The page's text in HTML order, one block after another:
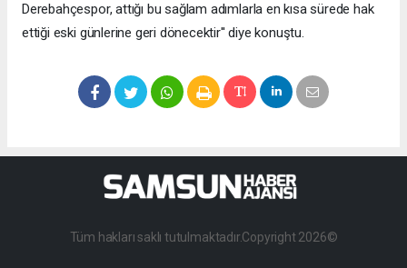
Derebahçespor, attığı bu sağlam adımlarla en kısa sürede hak
ettiği eski günlerine geri dönecektir'' diye konuştu.
Tüm hakları saklı tutulmaktadır.Copyright 2026©